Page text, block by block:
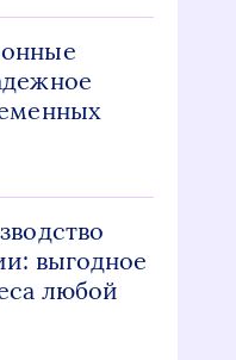
выгодное
любой